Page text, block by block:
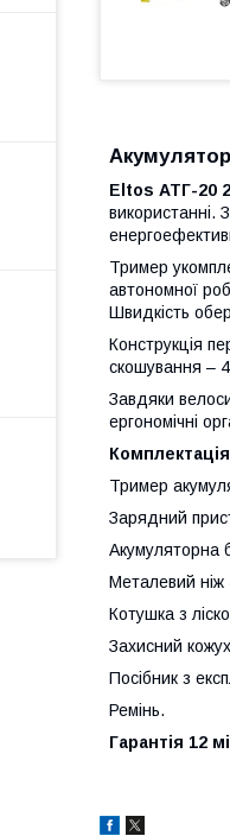
Eltos АТГ-20
використанні.
Тример
автономної
Швидкість
Конструкція
скошування –
Завдяки
ергономічні
Тример
Зарядний
Акумуляторна
Металевий
Котушка з
Захисний
Посібник з
Ремінь.
Гарантія 12